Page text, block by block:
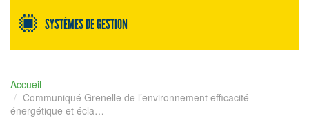
SYSTÈMES DE GESTION
Accueil
Communiqué Grenelle de l’environnement efficacité
énergétique et écla…